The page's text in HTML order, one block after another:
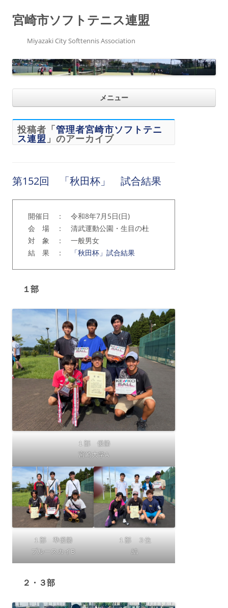
宮崎市ソフトテニス連盟
Miyazaki City Softtennis Association
メニュー
投稿者「管理者宮崎市ソフトテニ
ス連盟 」のアーカイブ
第152回 「秋田杯」 試合結果
開催日 ： 令和8年7月5日(日)
会 場 ： 清武運動公園・生目の杜
対 象 ： 一般男女
結 果 ：
「秋田杯」試合結果
１部
１部 優勝
宮崎大学A
１部 準優勝
ブルースカイB
１部 ３位
結
２・３部